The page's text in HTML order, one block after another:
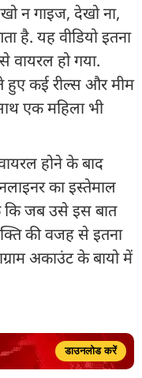
न गाइज, देखो ना,
है. यह वीडियो इतना
वायरल हो गया.
हुए कई रील्स और मीम
एक महिला भी
होने के बाद
का इस्तेमाल
कि जब उसे इस बात
की वजह से इतना
अकाउंट के बायो में
डाउनलोड करें